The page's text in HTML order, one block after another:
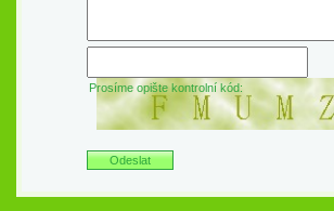
Prosíme opište kontrolní kód: